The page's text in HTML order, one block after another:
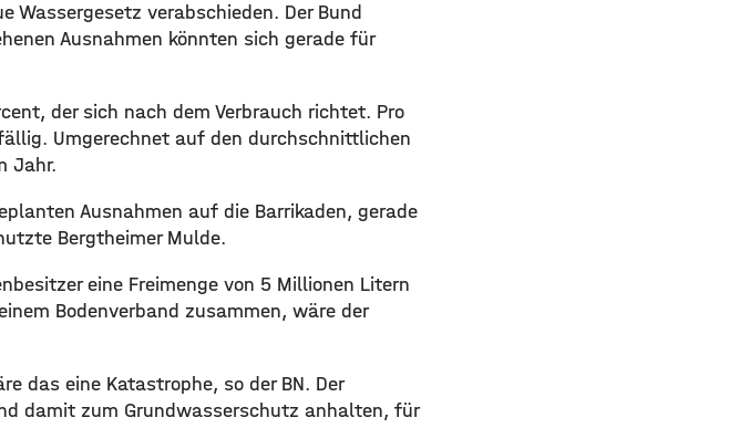
verabschieden. Der Bund
Ausnahmen könnten sich gerade für
der sich nach dem Verbrauch richtet. Pro
Umgerechnet auf den durchschnittlichen
Jahr.
Ausnahmen auf die Barrikaden, gerade
Bergtheimer Mulde.
eine Freimenge von 5 Millionen Litern
Bodenverband zusammen, wäre der
das eine Katastrophe, so der BN. Der
damit zum Grundwasserschutz anhalten, für